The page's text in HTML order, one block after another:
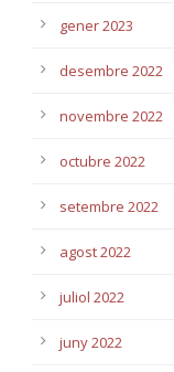
gener 2023
desembre 2022
novembre 2022
octubre 2022
setembre 2022
agost 2022
juliol 2022
juny 2022